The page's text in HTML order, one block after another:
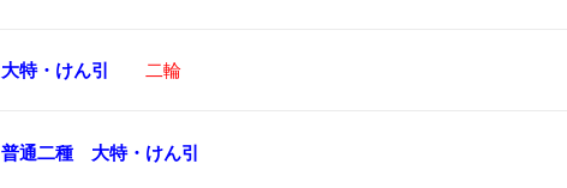
大特・けん引 二輪
普通二種 大特・けん引